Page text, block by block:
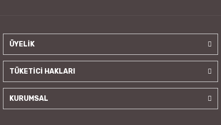
ÜYELİK
TÜKETİCİ HAKLARI
KURUMSAL